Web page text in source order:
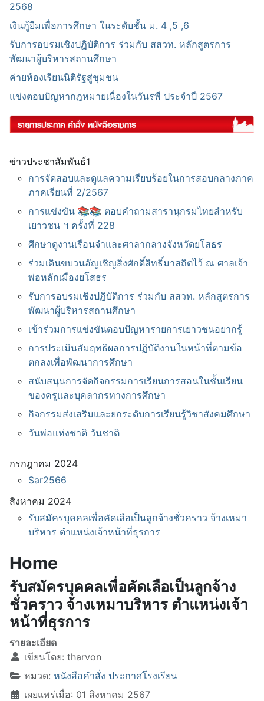
2568
เงินกู้ยืมเพื่อการศึกษา ในระดับชั้น ม. 4 ,5 ,6
รับการอบรมเชิงปฏิบัติการ ร่วมกับ สสวท. หลักสูตรการ
พัฒนาผู้บริหารสถานศึกษา
ค่ายห้องเรียนนิติรัฐสู่ชุมชน
แข่งตอบปัญหากฎหมายเนื่องในวันรพี ประจำปี 2567
ข่าวประชาสัมพันธ์1
การจัดสอบและดูแลความเรียบร้อยในการสอบกลางภาค
ภาคเรียนที่ 2/2567
การเเข่งขัน 📚📚 ตอบคำถามสารานุกรมไทยสำหรับ
เยาวชน ฯ ครั้งที่ 2️28
ศึกษาดูงานเรือนจำและศาลากลางจังหวัดยโสธร
ร่วมเดินขบวนอัญเชิญสิ่งศักดิ์สิทธิ์มาสถิตไว้ ณ ศาลเจ้า
พ่อหลักเมืองยโสธร
รับการอบรมเชิงปฏิบัติการ ร่วมกับ สสวท. หลักสูตรการ
พัฒนาผู้บริหารสถานศึกษา
เข้าร่วมการแข่งขันตอบปัญหารายการเยาวชนอยากรู้
การประเมินสัมฤทธิผลการปฏิบัติงานในหน้าที่ตามข้อ
ตกลงเพื่อพัฒนาการศึกษา
สนับสนุนการจัดกิจกรรมการเรียนการสอนในชั้นเรียน
ของครูและบุคลากรทางการศึกษา
กิจกรรมส่งเสริมและยกระดับการเรียนรู้วิชาสังคมศึกษา
วันพ่อแห่งชาติ วันชาติ
กรกฎาคม 2024
Sar2566
สิงหาคม 2024
รับสมัครบุคคลเพื่อคัดเลือเป็นลูกจ้างชั่วคราว จ้างเหมา
บริหาร ตำแหน่งเจ้าหน้าที่ธุรการ
Home
รับสมัครบุคคลเพื่อคัดเลือเป็นลูกจ้าง
ชั่วคราว จ้างเหมาบริหาร ตำแหน่งเจ้า
หน้าที่ธุรการ
รายละเอียด
เขียนโดย: tharvon
หมวด: หนังสือคำสั่ง ประกาศโรงเรียน
เผยแพร่เมื่อ: 01 สิงหาคม 2567